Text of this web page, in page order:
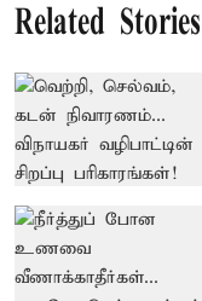
Related Stories